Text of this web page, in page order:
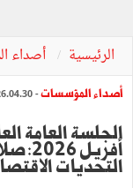
الرئيسية أصداء
أصداء المؤسسات- 2026.04.30
التحديات